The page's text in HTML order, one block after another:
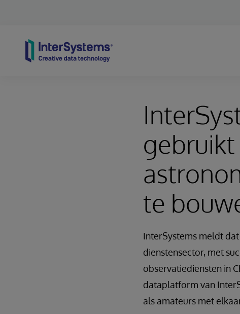
te
InterSystems meldt
dienstensector, met
observatiediensten in
dataplatform van
als amateurs met